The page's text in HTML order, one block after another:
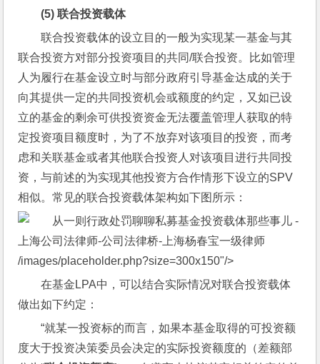
(5) 联合投资载体
联合投资载体的设立目的一般为实现某一基金与其
联合投资方对部分投资项目的共同/联合投资。比如管理
人为履行在基金设立时与部分政府引导基金达成的关于
向其提供一定的共同投资机会或额度的约定，又如已设
立的基金的剩余可供投资资金无法覆盖管理人获取的特
定投资项目额度时，为了不放弃对该项目的投资，而考
虑和关联基金或者其他联合投资人对该项目进行共同投
资，与前述的为实现其他投资方合作情形下设立的SPV
相似。常见的联合投资载体架构如下图所示：
/images/placeholder.php?size=300x150"/>
在基金LPA中，可以结合实际情况对联合投资载体
做出如下约定：
“就某一投资标的而言，如果本基金取得的可投资额
度大于投资决策委员会决定的实际投资额度的（差额部